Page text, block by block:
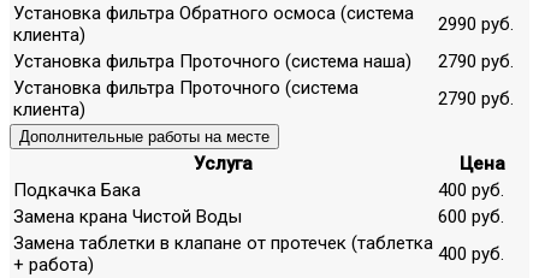
Установка фильтра Обратного осмоса (система
клиента)
2990 руб.
Установка фильтра Проточного (система наша)
2790 руб.
Установка фильтра Проточного (система
клиента)
2790 руб.
Дополнительные работы на месте
Услуга
Цена
Подкачка Бака
400 руб.
Замена крана Чистой Воды
600 руб.
Замена таблетки в клапане от протечек (таблетка
+ работа)
400 руб.